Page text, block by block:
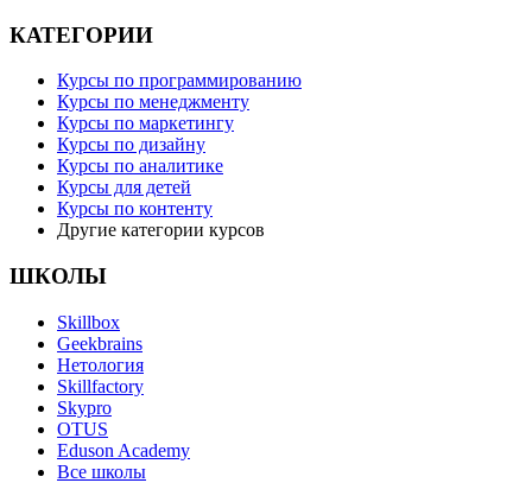
КАТЕГОРИИ
Курсы по программированию
Курсы по менеджменту
Курсы по маркетингу
Курсы по дизайну
Курсы по аналитике
Курсы для детей
Курсы по контенту
Другие категории курсов
ШКОЛЫ
Skillbox
Geekbrains
Нетология
Skillfactory
Skypro
OTUS
Eduson Academy
Все школы